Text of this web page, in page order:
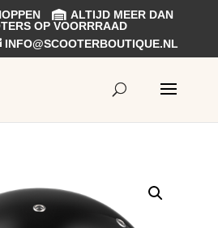
ALTIJD MEER DAN
OP VOORRRAAD
INFO@SCOOTERBOUTIQUE.NL